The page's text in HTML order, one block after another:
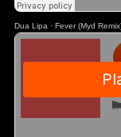
Dua Lipa · Fever (Myd